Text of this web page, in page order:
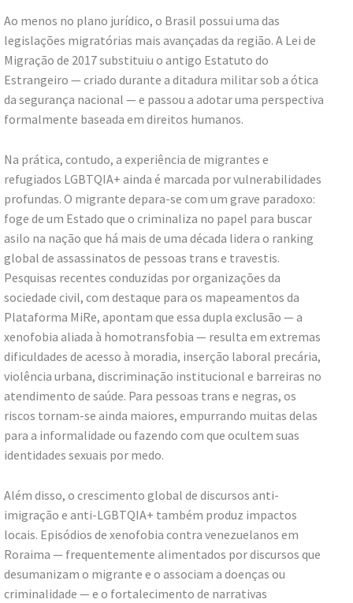
Ao menos no plano jurídico, o Brasil possui uma das
legislações migratórias mais avançadas da região. A Lei de
Migração de 2017 substituiu o antigo Estatuto do
Estrangeiro — criado durante a ditadura militar sob a ótica
da segurança nacional — e passou a adotar uma perspectiva
formalmente baseada em direitos humanos.
Na prática, contudo, a experiência de migrantes e
refugiados LGBTQIA+ ainda é marcada por vulnerabilidades
profundas. O migrante depara-se com um grave paradoxo:
foge de um Estado que o criminaliza no papel para buscar
asilo na nação que há mais de uma década lidera o ranking
global de assassinatos de pessoas trans e travestis.
Pesquisas recentes conduzidas por organizações da
sociedade civil, com destaque para os mapeamentos da
Plataforma MiRe, apontam que essa dupla exclusão — a
xenofobia aliada à homotransfobia — resulta em extremas
dificuldades de acesso à moradia, inserção laboral precária,
violência urbana, discriminação institucional e barreiras no
atendimento de saúde. Para pessoas trans e negras, os
riscos tornam-se ainda maiores, empurrando muitas delas
para a informalidade ou fazendo com que ocultem suas
identidades sexuais por medo.
Além disso, o crescimento global de discursos anti-
imigração e anti-LGBTQIA+ também produz impactos
locais. Episódios de xenofobia contra venezuelanos em
Roraima — frequentemente alimentados por discursos que
desumanizam o migrante e o associam a doenças ou
criminalidade — e o fortalecimento de narrativas